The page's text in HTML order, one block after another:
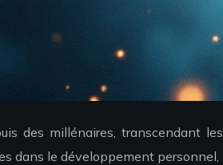
des millénaires, transcendant
dans le développement